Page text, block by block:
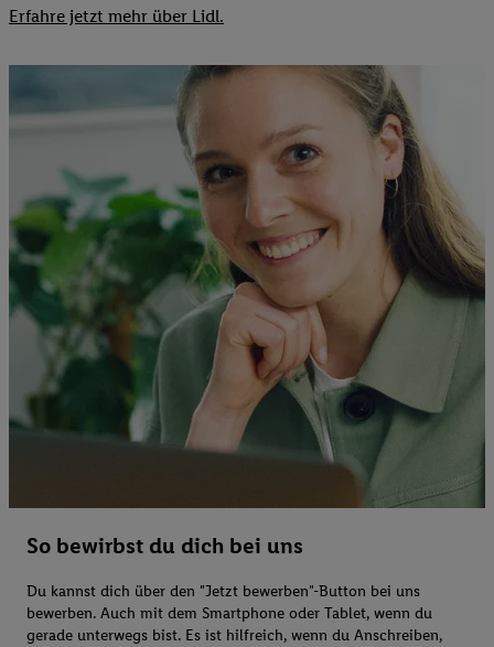
Erfahre jetzt mehr über Lidl.
So bewirbst du dich bei uns
Du kannst dich über den "Jetzt bewerben"-Button bei uns
bewerben. Auch mit dem Smartphone oder Tablet, wenn du
gerade unterwegs bist. Es ist hilfreich, wenn du Anschreiben,